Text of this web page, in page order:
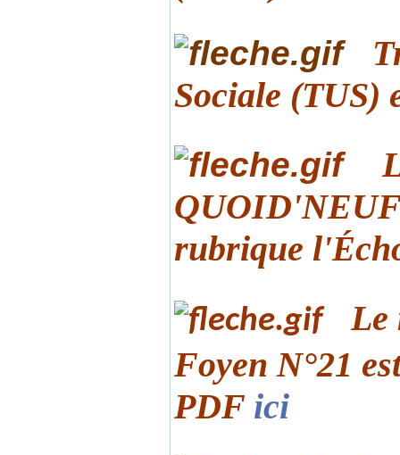
Sociale (TUS)
QUOID'NEUF
rubrique l'É
Le
Foyen N°21
PDF ici